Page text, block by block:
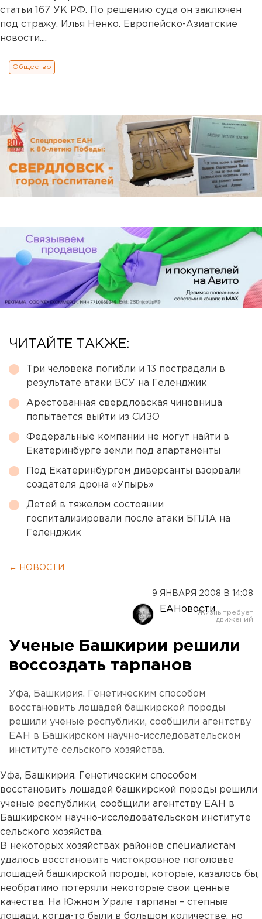
статьи 167 УК РФ. По решению суда он заключен
под стражу. Илья Ненко. Европейско-Азиатские
новости....
Общество
ЧИТАЙТЕ ТАКЖЕ:
Три человека погибли и 13 пострадали в
результате атаки ВСУ на Геленджик
Арестованная свердловская чиновница
попытается выйти из СИЗО
Федеральные компании не могут найти в
Екатеринбурге земли под апартаменты
Под Екатеринбургом диверсанты взорвали
создателя дрона «Упырь»
Детей в тяжелом состоянии
госпитализировали после атаки БПЛА на
Геленджик
← НОВОСТИ
9 ЯНВАРЯ 2008 В 14:08
ЕАНовости
Ученые Башкирии решили
воссоздать тарпанов
Уфа, Башкирия. Генетическим способом
восстановить лошадей башкирской породы
решили ученые республики, сообщили агентству
ЕАН в Башкирском научно-исследовательском
институте сельского хозяйства.
Уфа, Башкирия. Генетическим способом
восстановить лошадей башкирской породы решили
ученые республики, сообщили агентству ЕАН в
Башкирском научно-исследовательском институте
сельского хозяйства.
В некоторых хозяйствах районов специалистам
удалось восстановить чистокровное поголовье
лошадей башкирской породы, которые, казалось бы,
необратимо потеряли некоторые свои ценные
качества. На Южном Урале тарпаны – степные
лошади, когда-то были в большом количестве, но